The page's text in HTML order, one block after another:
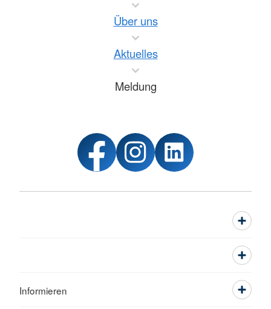
Über uns
Aktuelles
Meldung
Informieren